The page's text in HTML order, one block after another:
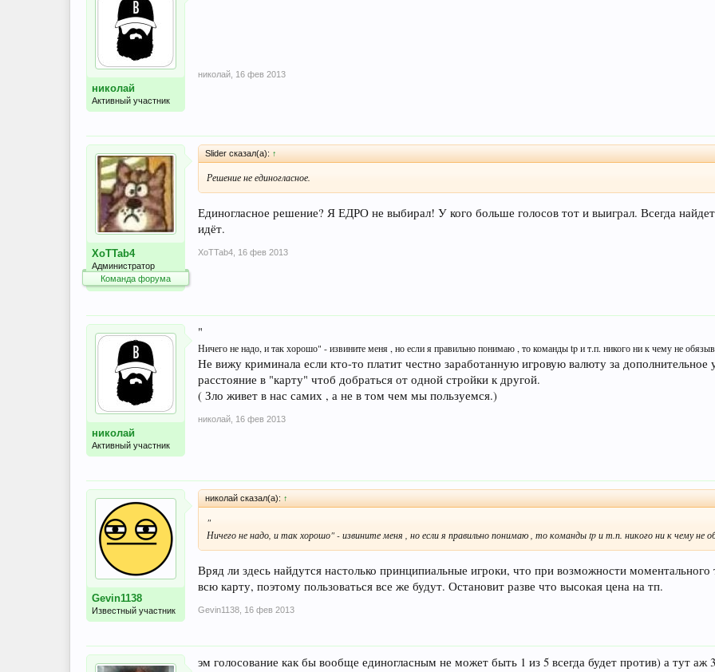
николай
Активный участник
николай 16 фев 2013
XoTTab4
Администратор
Команда форума
Slider сказал(а): ↑
Решение не единогласное.
Единогласное решение? Я ЕДРО не выбирал! У кого больше голосов тот и выиграл. Всегда
идёт.
XoTTab4 16 фев 2013
николай
Активный участник
"
Ничего не надо, и так хорошо" - извините меня , но если я правильно понимаю , то команды tp и т.п. никого ни к чему не
Не вижу криминала если кто-то платит честно заработанную игровую валюту за
расстояние в "карту" чтоб добраться от одной стройки к другой.
( Зло живет в нас самих , а не в том чем мы пользуемся.)
николай 16 фев 2013
Gevin1138
Известный участник
николай сказал(а): ↑
"
Ничего не надо, и так хорошо" - извините меня , но если я правильно понимаю , то команды tp и т.п. никого ни к чему не
Вряд ли здесь найдутся настолько принципиальные игроки, что при возможности
всю карту, поэтому пользоваться все же будут. Остановит разве что высокая цена на тп.
Gevin1138 16 фев 2013
эм голосование как бы вообще единогласным не может быть 1 из 5 всегда будет против) а тут аж